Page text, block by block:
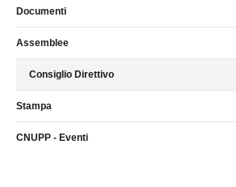
Documenti
Assemblee
Consiglio Direttivo
Stampa
CNUPP - Eventi